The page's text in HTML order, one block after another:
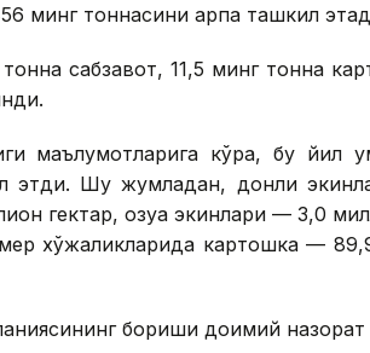
минг тоннасини арпа ташкил
сабзавот, 11,5 минг тонна
маълумотларига кўра, бу йил
этди. Шу жумладан, донли
гектар, озуқа экинлари — 3,0
хўжаликларида картошка — 89,9
бориши доимий назорат